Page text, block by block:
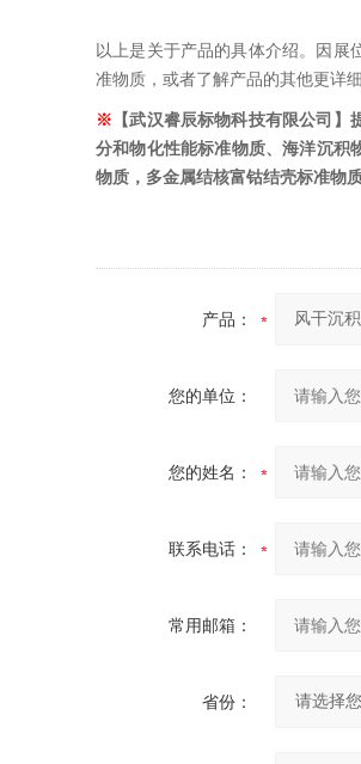
以上是关于产品的具体介绍。因展
准物质，或者了解产品的其他更详
※ 【武汉睿辰标物科技有限公司】
分和物化性能标准物质、海洋沉积
物质，多金属结核富钴结壳标准物
产品：
您的单位：
您的姓名：
联系电话：
常用邮箱：
省份：